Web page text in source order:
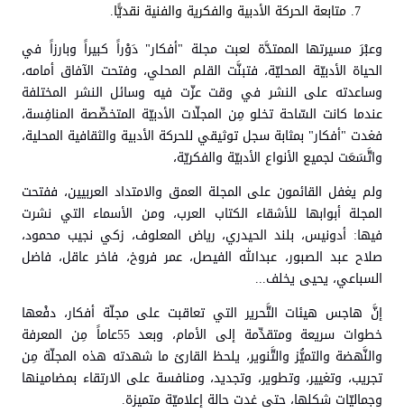
متابعة الحركة الأدبية والفكرية والفنية نقديًّا.
وعبْرَ مسيرتها الممتدَّة لعبت مجلة "أفكار" دَوْراً كبيراً وبارزاً في
الحياة الأدبيّة المحليّة، فتبنَّت القلم المحلي، وفتحت الآفاق أمامه،
وساعدته على النشر في وقت عزّت فيه وسائل النشر المختلفة
عندما كانت السّاحة تخلو مِن المجلّات الأدبيّة المتخصِّصة المنافِسة،
فغدت "أفكار" بمثابة سجل توثيقي للحركة الأدبية والثقافية المحلية،
واتَّسَعَت لجميع الأنواع الأدبيّة والفكريّة،
ولم يغفل القائمون على المجلة العمق والامتداد العربيين، ففتحت
المجلة أبوابها للأشقاء الكتاب العرب، ومن الأسماء التي نشرت
فيها: أدونيس، بلند الحيدري، رياض المعلوف، زكي نجيب محمود،
صلاح عبد الصبور، عبدالله الفيصل، عمر فروخ، فاخر عاقل، فاضل
السباعي، يحيى يخلف...
إنَّ هاجس هيئات التَّحرير التي تعاقبت على مجلّة أفكار، دفْعها
خطوات سريعة ومتقدِّمة إلى الأمام، وبعد 55عاماً مِن المعرفة
والنَّهضة والتميُّز والتَّنوير، يلحظ القارئ ما شهدته هذه المجلّة مِن
تجريب، وتغيير، وتطوير، وتجديد، ومنافسة على الارتقاء بمضامينها
وجماليّات شكلها، حتى غدت حالة إعلاميّة متميزة.